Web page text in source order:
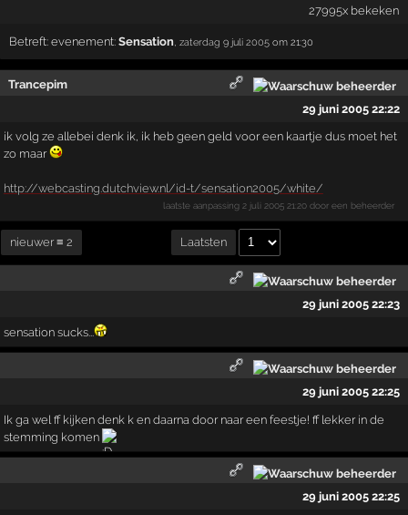
27995x bekeken
Betreft:evenement:Sensation ,zaterdag 9 juli 2005 om 21:30
Trancepim
29 juni 2005 22:22
ik volg ze allebei denk ik, ik heb geen geld voor een kaartje dus moet het
zo maar
http://webcasting.dutchview.nl/id-t/sensation2005/white/
laatste aanpassing 2 juli 2005 21:20 door een beheerder
nieuwer ≡ 2 Laatsten
29 juni 2005 22:23
sensation sucks...
29 juni 2005 22:25
Ik ga wel ff kijken denk k en daarna door naar een feestje! ff lekker in de
stemming komen
29 juni 2005 22:25